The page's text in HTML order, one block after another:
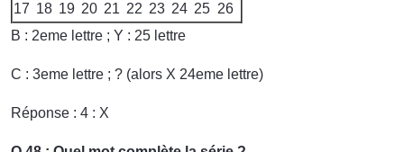
17 18 19 20 21 22 23 24 25 26
B : 2eme lettre ; Y : 25 lettre
C : 3eme lettre ; ? (alors X 24eme lettre)
Réponse : 4 : X